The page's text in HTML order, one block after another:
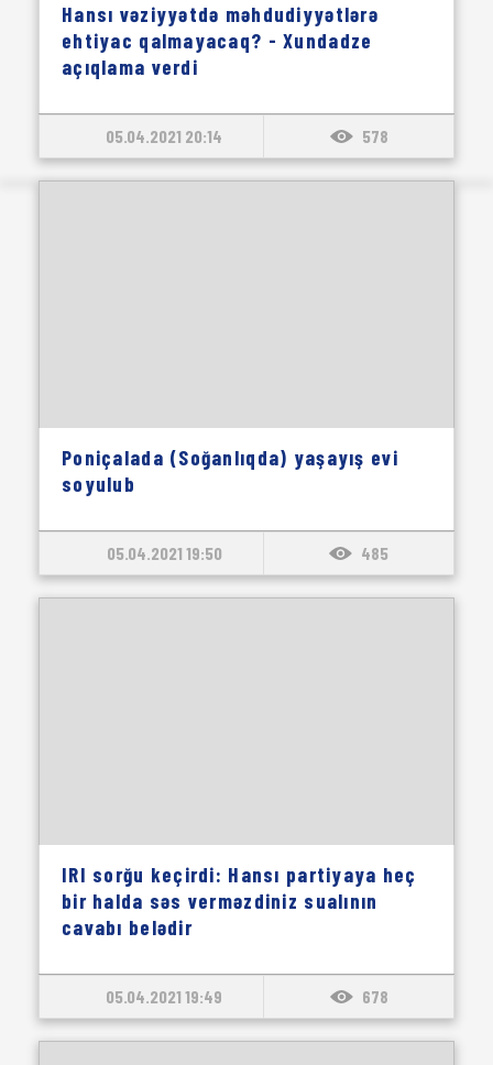
Hansı vəziyyətdə məhdudiyyətlərə
ehtiyac qalmayacaq? - Xundadze
açıqlama verdi
05.04.2021 20:14 578
Poniçalada (Soğanlıqda) yaşayış evi
soyulub
05.04.2021 19:50 485
IRI sorğu keçirdi: Hansı partiyaya heç
bir halda səs verməzdiniz sualının
cavabı belədir
05.04.2021 19:49 678